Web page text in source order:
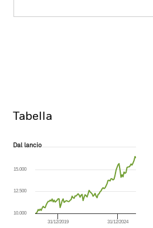
Tabella
Dal lancio
The chart has 1 X axis displaying
The chart has 1 Y axis displaying values.
Dal lancio
31/12/2019 31/12/2024
10.000
12.500
15.000